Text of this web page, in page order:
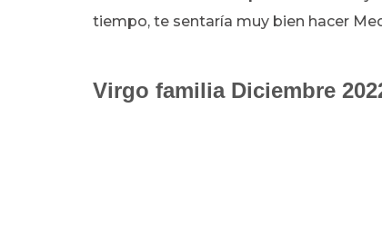
tiempo, te sentaría muy bien hacer
Virgo familia Diciembre